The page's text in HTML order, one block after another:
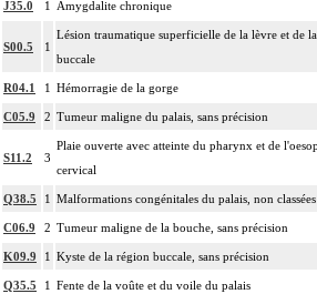
J35.0 1 Amygdalite chronique
S00.5 1
Lésion traumatique superficielle de la lèvre et de
buccale
R04.1 1 Hémorragie de la gorge
C05.9 2 Tumeur maligne du palais, sans précision
S11.2 3
Plaie ouverte avec atteinte du pharynx et de
cervical
Q38.5 1 Malformations congénitales du palais, non
C06.9 2 Tumeur maligne de la bouche, sans précision
K09.9 1 Kyste de la région buccale, sans précision
Q35.5 1 Fente de la voûte et du voile du palais